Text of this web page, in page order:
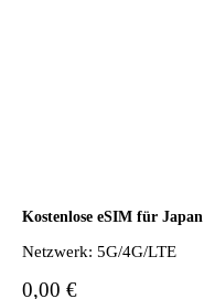
Kostenlose eSIM für Japan
Netzwerk: 5G/4G/LTE
0,00 €